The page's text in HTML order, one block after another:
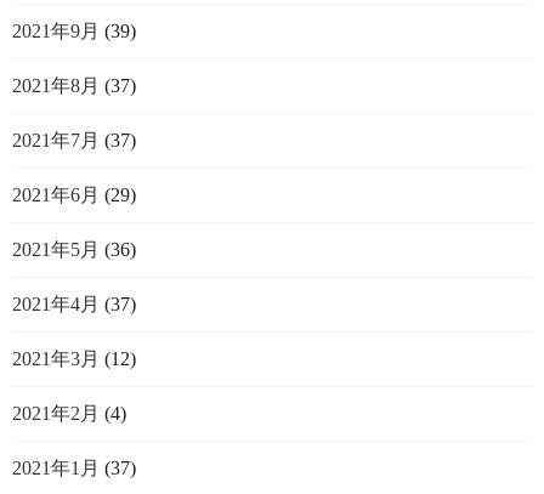
2021年9月 (39)
2021年8月 (37)
2021年7月 (37)
2021年6月 (29)
2021年5月 (36)
2021年4月 (37)
2021年3月 (12)
2021年2月 (4)
2021年1月 (37)